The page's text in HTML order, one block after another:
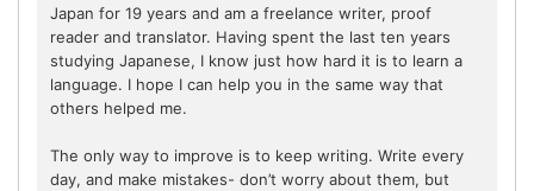
Japan for 19 years and am a freelance writer, proof
reader and translator. Having spent the last ten years
studying Japanese, I know just how hard it is to learn a
language. I hope I can help you in the same way that
others helped me.
The only way to improve is to keep writing. Write every
day, and make mistakes- don’t worry about them, but